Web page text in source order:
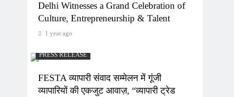
Delhi Witnesses a Grand Celebration of
Culture, Entrepreneurship & Talent
1 year ago
PRESS RELEASE
FESTA व्यापारी संवाद सम्मेलन में गूंजी
व्यापारियों की एकजुट आवाज़, “व्यापारी ट्रेड